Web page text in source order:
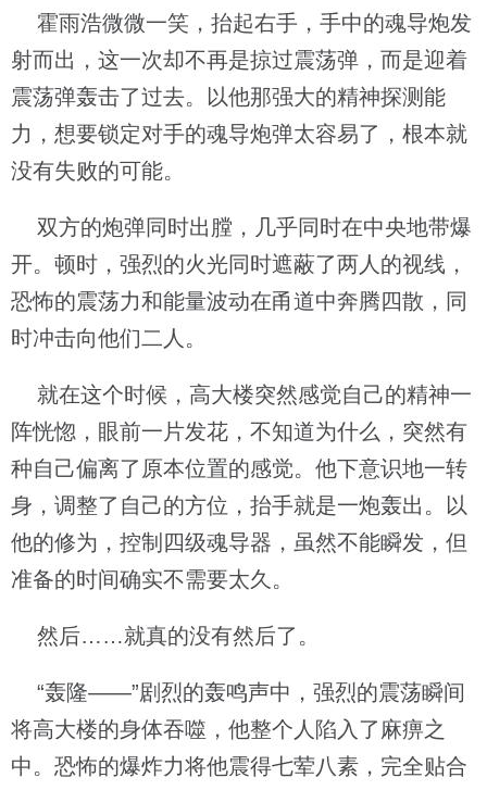
霍雨浩微微一笑，抬起右手，手中的魂导炮发
射而出，这一次却不再是掠过震荡弹，而是迎着
震荡弹轰击了过去。以他那强大的精神探测能
力，想要锁定对手的魂导炮弹太容易了，根本就
没有失败的可能。
双方的炮弹同时出膛，几乎同时在中央地带爆
开。顿时，强烈的火光同时遮蔽了两人的视线，
恐怖的震荡力和能量波动在甬道中奔腾四散，同
时冲击向他们二人。
就在这个时候，高大楼突然感觉自己的精神一
阵恍惚，眼前一片发花，不知道为什么，突然有
种自己偏离了原本位置的感觉。他下意识地一转
身，调整了自己的方位，抬手就是一炮轰出。以
他的修为，控制四级魂导器，虽然不能瞬发，但
准备的时间确实不需要太久。
然后……就真的没有然后了。
“轰隆——”剧烈的轰鸣声中，强烈的震荡瞬间
将高大楼的身体吞噬，他整个人陷入了麻痹之
中。恐怖的爆炸力将他震得七荤八素，完全贴合